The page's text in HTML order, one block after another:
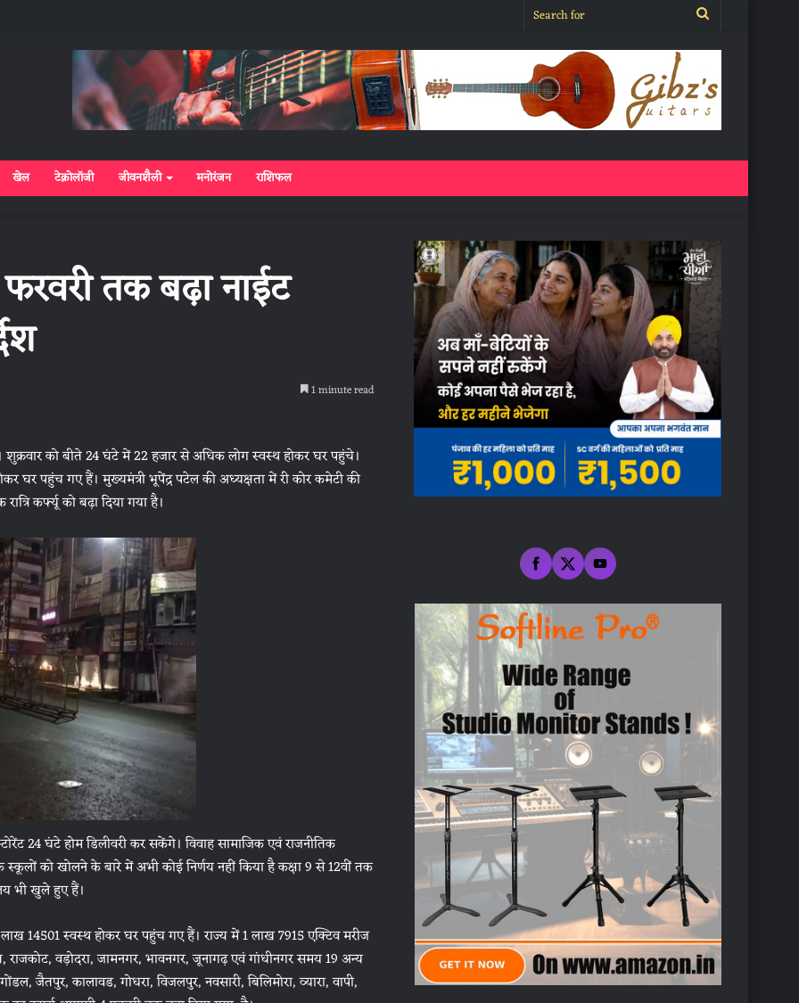
Search
for
खेल टेक्नोलॉजी जीवनशैली मनोरंजन राशिफल
तक बढ़ा नाईट
1 minute read
शुक्रवार को बीते 24 घंटे में 22 हजार से अधिक लोग स्वस्थ होकर घर पहुंचे।
घर पहुंच गए हैं। मुख्यमंत्री भूपेंद्र पटेल की अध्यक्षता में री कोर कमेटी की
कर्फ्यू को बढ़ा दिया गया है।
24 घंटे होम डिलीवरी कर सकेंगे। विवाह सामाजिक एवं राजनीतिक
को खोलने के बारे में अभी कोई निर्णय नहीं किया है कक्षा 9 से 12वीं तक
भी खुले हुए हैं।
14501 स्वस्थ होकर घर पहुंच गए हैं। राज्य में 1 लाख 7915 एक्टिव मरीज
वड़ोदरा, जामनगर, भावनगर, जूनागढ़ एवं गांधीनगर समय 19 अन्य
जैतपुर, कालावड, गोधरा, विजलपुर, नवसारी, बिलिमोरा, व्यारा, वापी,